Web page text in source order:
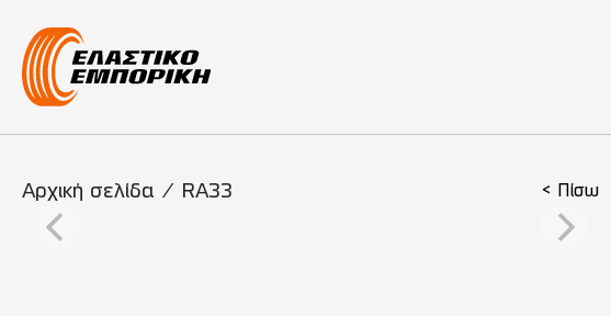
Κύρια πλοήγηση
Αρχική σελίδα / RA33 < Πίσω